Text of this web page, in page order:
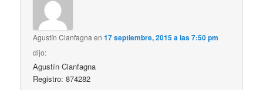
Agustín Cianfagna en17 septiembre, 2015 a las 7:50 pm
dijo:
Agustín Cianfagna
Registro: 874282